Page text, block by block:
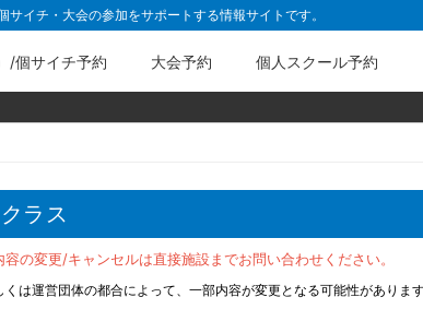
イチ・大会の参加をサポートする情報サイトです。
/個サイチ予約 大会予約 個人スクール予約
ラス
容の変更/キャンセルは直接施設までお問い合わせください。
は運営団体の都合によって、一部内容が変更となる可能性がありま